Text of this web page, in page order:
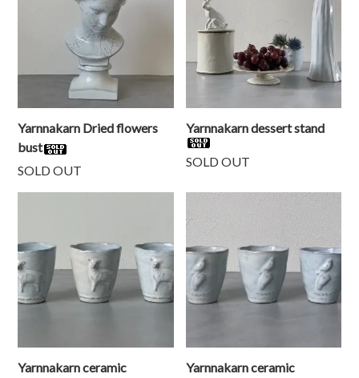
Yarnnakarn Dried flowers
bust
SOLD OUT
Yarnnakarn dessert stand
SOLD OUT
Yarnnakarn ceramic
Yarnnakarn ceramic